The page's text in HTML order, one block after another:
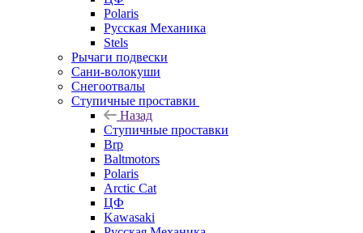
Polaris
Русская Механика
Stels
Рычаги подвески
Сани-волокуши
Снегоотвалы
Ступичные проставки
Назад
Ступичные проставки
Brp
Baltmotors
Polaris
Arctic Cat
ЦФ
Kawasaki